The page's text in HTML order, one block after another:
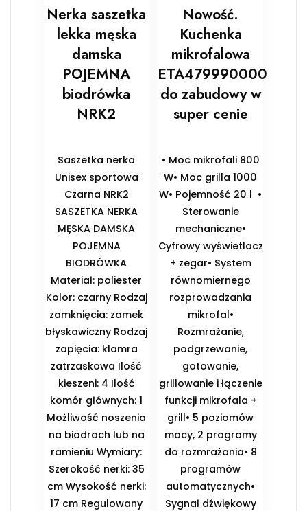
Nerka saszetka
lekka męska
damska
POJEMNA
biodrówka
NRK2
Saszetka nerka
Unisex sportowa
Czarna NRK2
SASZETKA NERKA
MĘSKA DAMSKA
POJEMNA
BIODRÓWKA
Materiał: poliester
Kolor: czarny Rodzaj
zamknięcia: zamek
błyskawiczny Rodzaj
zapięcia: klamra
zatrzaskowa Ilość
kieszeni: 4 Ilość
komór głównych: 1
Możliwość noszenia
na biodrach lub na
ramieniu Wymiary:
Szerokość nerki: 35
cm Wysokość nerki:
17 cm Regulowany
Nowość.
Kuchenka
mikrofalowa
ETA479990000
do zabudowy w
super cenie
• Moc mikrofali 800
W• Moc grilla 1000
W• Pojemność 20 l •
Sterowanie
mechaniczne•
Cyfrowy wyświetlacz
+ zegar• System
równomiernego
rozprowadzania
mikrofal•
Rozmrażanie,
podgrzewanie,
gotowanie,
grillowanie i łączenie
funkcji mikrofala +
grill• 5 poziomów
mocy, 2 programy
do rozmrażania• 8
programów
automatycznych•
Sygnał dźwiękowy